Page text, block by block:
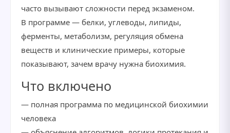
часто вызывают сложности перед экзаменом.
В программе — белки, углеводы, липиды,
ферменты, метаболизм, регуляция обмена
веществ и клинические примеры, которые
показывают, зачем врачу нужна биохимия.
Что включено
— полная программа по медицинской биохимии
человека